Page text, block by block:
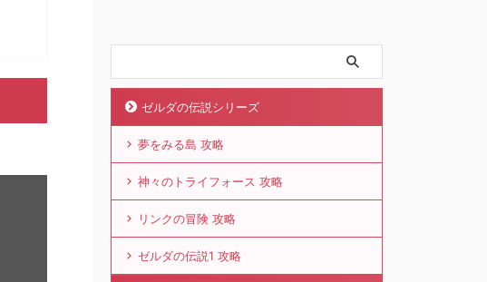
ゼルダの伝説シリーズ
夢をみる島 攻略
神々のトライフォース 攻略
リンクの冒険 攻略
ゼルダの伝説1 攻略